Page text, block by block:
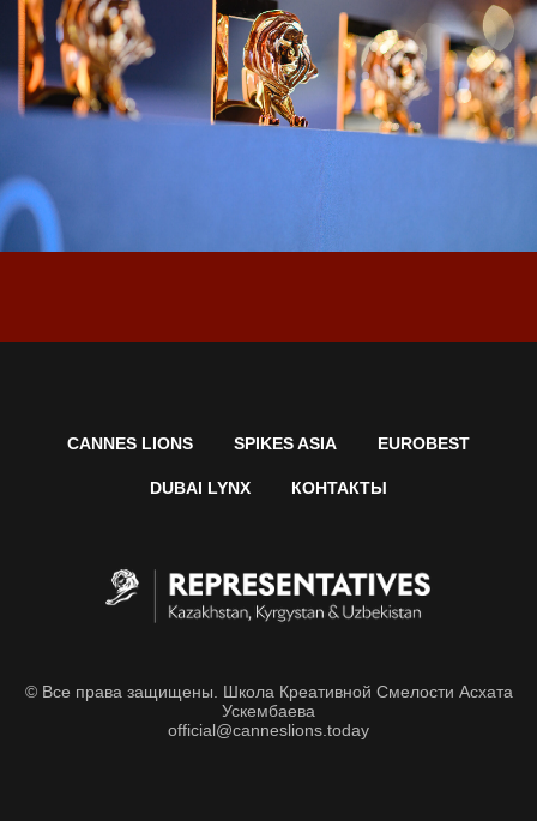
CANNES LIONS SPIKES ASIA EUROBEST
DUBAI LYNX КОНТАКТЫ
© Все права защищены. Школа Креативной Смелости Асхата
Ускембаева
official@canneslions.today